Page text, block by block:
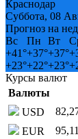
Краснодар
Суббота, 08
Прогноз на
Вс
Пн Вт
+41°+37°+37°+
+23°+22°+23°+
Курсы валют
Валюты
USD
EUR
95,11